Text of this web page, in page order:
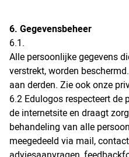
6. Gegevensbeheer
6.1.
Alle persoonlijke gegevens
verstrekt, worden
aan derden. Zie ook onze
6.2 Edulogos respecteert de
de internetsite en draagt
behandeling van alle
meegedeeld via mail,